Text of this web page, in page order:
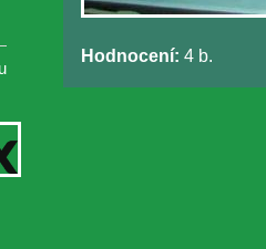
Hodnocení: 4 b.